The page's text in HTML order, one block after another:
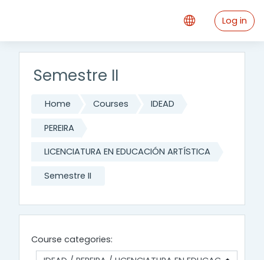
Log in
Semestre II
Home Courses IDEAD
PEREIRA
LICENCIATURA EN EDUCACIÓN ARTÍSTICA
Semestre II
Course categories: